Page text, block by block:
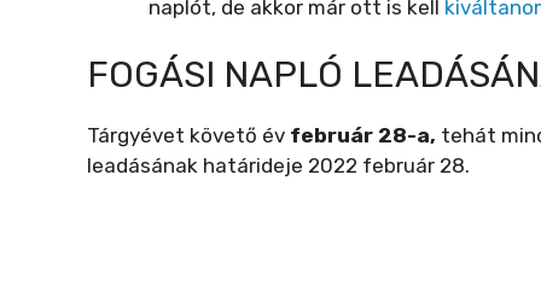
naplót, de akkor már ott is kell
FOGÁSI NAPLÓ
Tárgyévet követő év február 28-a, tehát
leadásának határideje 2022 február 28.